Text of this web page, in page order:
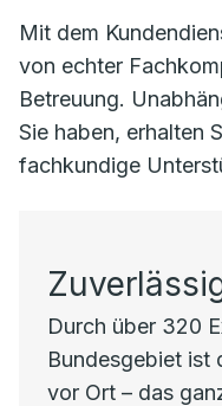
Mit dem
von echter
Betreuung.
Sie haben, erhalten
fachkundige
Durch über 320
Bundesgebiet ist
vor Ort – das